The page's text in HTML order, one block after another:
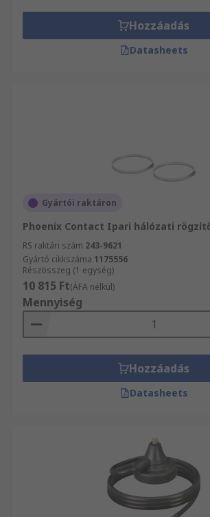
Hozzáadás
Datasheets
Gyártói raktáron
Phoenix Contact Ipari hálózati
RS raktári szám 243-9621
Gyártó cikkszáma 1175556
Részösszeg (1 egység)
10 815 Ft(ÁFA nélkül)
Mennyiség
Hozzáadás
Datasheets